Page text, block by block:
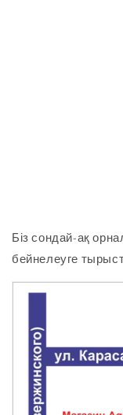
Біз сондай-ақ
бейнелеуге